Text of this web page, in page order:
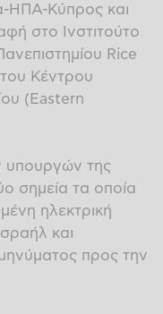
ΗΠΑ-Κύπρος και
στο Ινστιτούτο
Rice
Κέντρου
(Eastern
υπουργών της
σημεία τα οποία
ηλεκτρική
και
προς την